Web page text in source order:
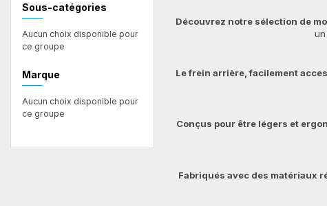
Découvrez notre sélection de
Le frein arrière, facilement
Conçus pour être légers et
Fabriqués avec des matériaux
Sous-catégories
Aucun choix disponible pour
ce groupe
Marque
Aucun choix disponible pour
ce groupe